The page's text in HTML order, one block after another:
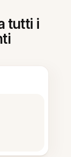
tutti i